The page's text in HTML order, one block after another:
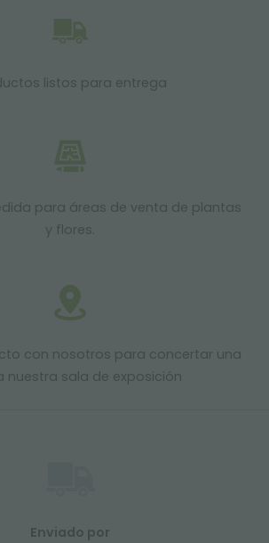
listos para entrega
para áreas de venta de plantas
y flores.
con nosotros para concertar una
nuestra sala de exposición
Enviado por